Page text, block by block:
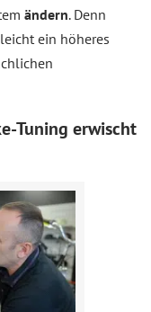
ändern. Denn
ein höheres
Tuning erwischt